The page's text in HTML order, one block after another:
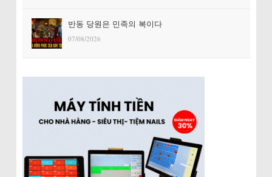
반동 당원은 민족의 복이다
07/08/2026